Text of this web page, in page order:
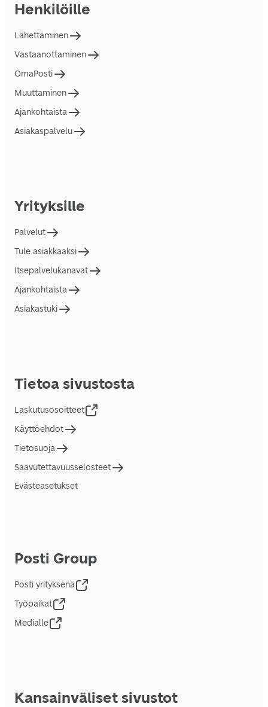
Henkilöille
Lähettäminen
Vastaanottaminen
OmaPosti
Muuttaminen
Ajankohtaista
Asiakaspalvelu
Yrityksille
Palvelut
Tule asiakkaaksi
Itsepalvelukanavat
Ajankohtaista
Asiakastuki
Tietoa sivustosta
Laskutusosoitteet
Käyttöehdot
Tietosuoja
Saavutettavuusselosteet
Evästeasetukset
Posti Group
Posti yrityksenä
Työpaikat
Medialle
Kansainväliset sivustot